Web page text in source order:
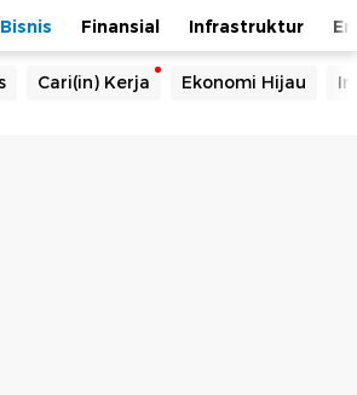
Finansial Infrastruktur
Cari(in) Kerja Ekonomi Hijau